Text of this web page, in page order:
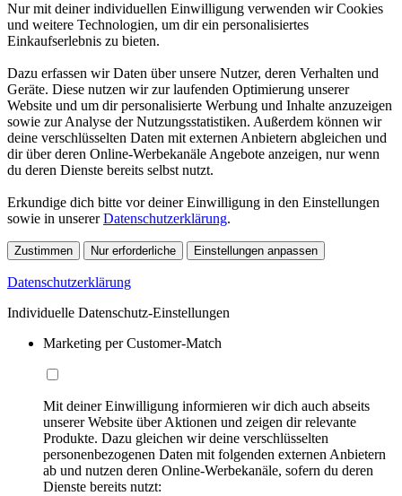
Nur mit deiner individuellen Einwilligung verwenden wir Cookies
und weitere Technologien, um dir ein personalisiertes
Einkaufserlebnis zu bieten.
Dazu erfassen wir Daten über unsere Nutzer, deren Verhalten und
Geräte. Diese nutzen wir zur laufenden Optimierung unserer
Website und um dir personalisierte Werbung und Inhalte anzuzeigen
sowie zur Analyse der Nutzungsstatistiken. Außerdem können wir
deine verschlüsselten Daten mit externen Anbietern abgleichen und
dir über deren Online-Werbekanäle Angebote anzeigen, nur wenn
du deren Dienste bereits selbst nutzt.
Erkundige dich bitte vor deiner Einwilligung in den Einstellungen
sowie in unsererDatenschutzerklärung.
Zustimmen Nur erforderliche Einstellungen anpassen
Datenschutzerklärung
Individuelle Datenschutz-Einstellungen
Marketing per Customer-Match
Mit deiner Einwilligung informieren wir dich auch abseits
unserer Website über Aktionen und zeigen dir relevante
Produkte. Dazu gleichen wir deine verschlüsselten
personenbezogenen Daten mit folgenden externen Anbietern
ab und nutzen deren Online-Werbekanäle, sofern du deren
Dienste bereits nutzt: